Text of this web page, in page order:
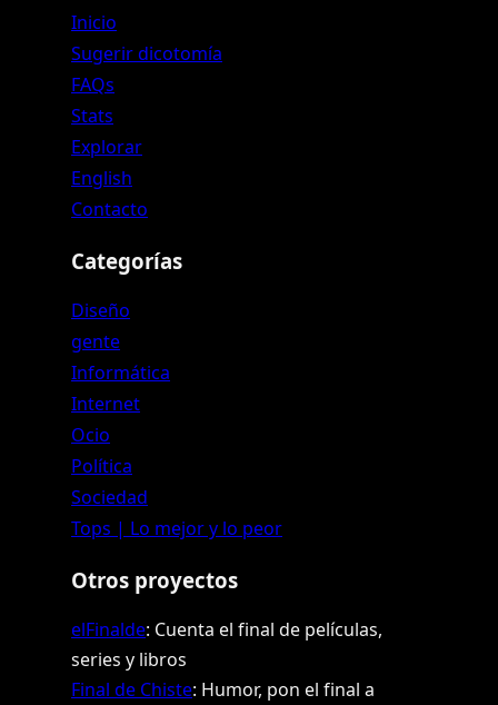
Inicio
Sugerir dicotomía
FAQs
Stats
Explorar
English
Contacto
Categorías
Diseño
gente
Informática
Internet
Ocio
Política
Sociedad
Tops | Lo mejor y lo peor
Otros proyectos
elFinalde: Cuenta el final de películas,
series y libros
Final de Chiste: Humor, pon el final a